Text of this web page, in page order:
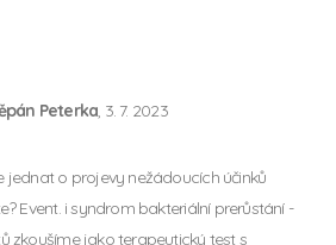
Peterka, 3. 7. 2023
jednat o projevy nežádoucích účinků
Event. i syndrom bakteriální prerůstání -
zkoušíme jako terapeutický test s